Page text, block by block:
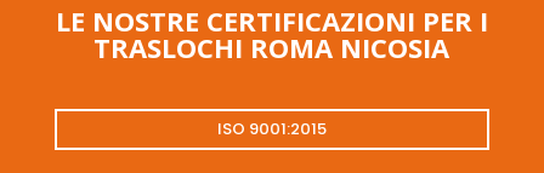
LE NOSTRE CERTIFICAZIONI PER I
TRASLOCHI ROMA NICOSIA
ISO 9001:2015